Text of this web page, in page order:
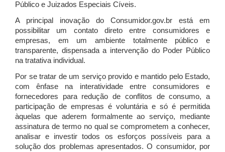
Público e Juizados Especiais Cíveis.
A principal inovação do Consumidor.gov.br está em
possibilitar um contato direto entre consumidores e
empresas, em um ambiente totalmente público e
transparente, dispensada a intervenção do Poder Público
na tratativa individual.
Por se tratar de um serviço provido e mantido pelo Estado,
com ênfase na interatividade entre consumidores e
fornecedores para redução de conflitos de consumo, a
participação de empresas é voluntária e só é permitida
àquelas que aderem formalmente ao serviço, mediante
assinatura de termo no qual se comprometem a conhecer,
analisar e investir todos os esforços possíveis para a
solução dos problemas apresentados. O consumidor, por